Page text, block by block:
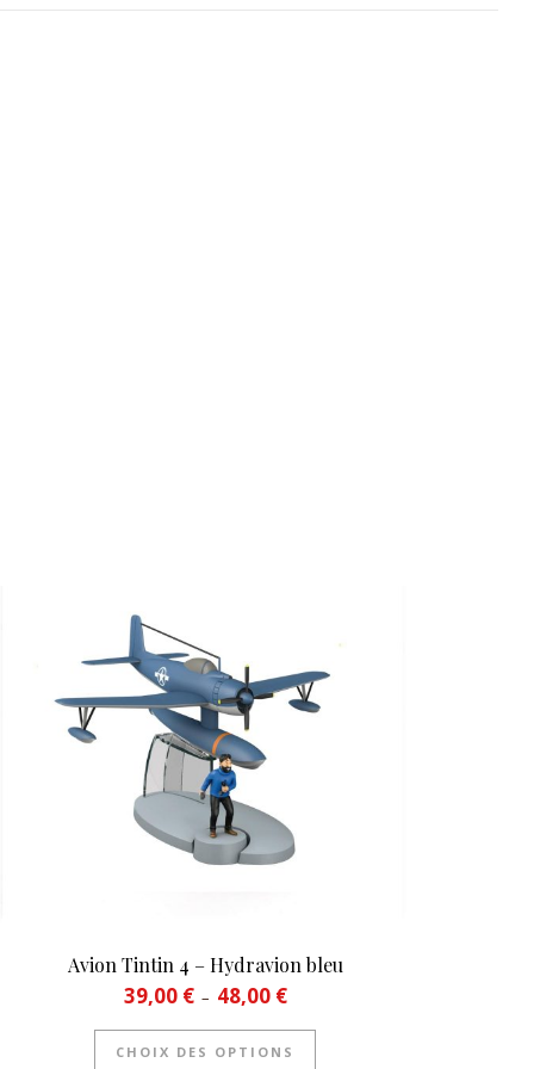
Les options peuvent être choisies sur la page du
Avion Tintin 4 – Hydravion bleu
39,00 € – 48,00 €Plage de prix : 39,00 € à 48,00 €
CHOIX DES OPTIONS